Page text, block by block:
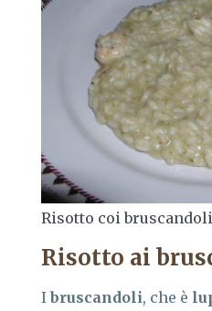
Risotto coi bruscandoli
Risotto ai
I bruscandoli, che è